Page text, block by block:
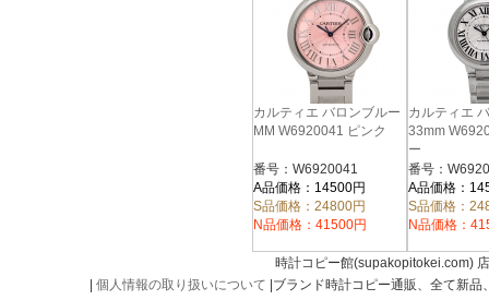
カルティエ バロンブルー
MM W6920041 ピンク
番号：W6920041
A品価格：14500円
S品価格：24800円
N品価格：41500円
カルティエ
33mm
ー
番号：
A品価格：
S品価格：
N品価格：
時計コピー館(supakopitokei.com)
個人情報の取り扱いについて |ブランド時計コピー通販、全て新